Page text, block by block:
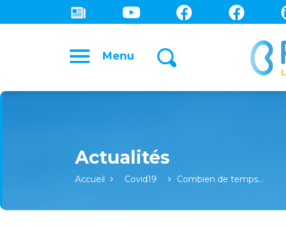
Menu
Accueil Covid19 Combien de temps…